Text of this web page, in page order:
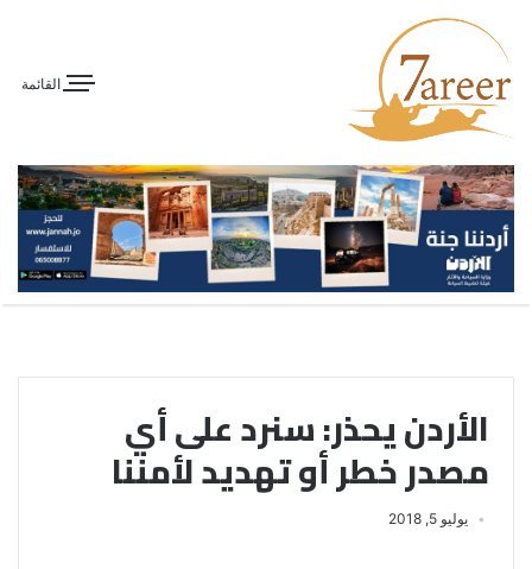
القائمة
الأردن يحذر: سنرد على أي
مصدر خطر أو تهديد لأمننا
يوليو 5, 2018